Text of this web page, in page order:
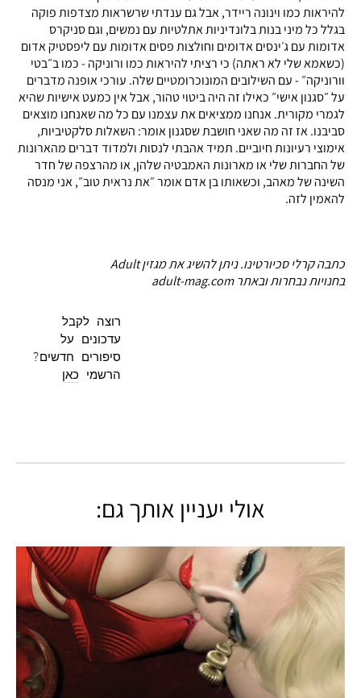
להיראות כמו וינונה ריידר, אבל גם ענדתי שרשראות מצדפות פוקה
בגלל כל מיני בנות בלונדיניות אתלטיות עם נמשים, וגם סניקרס
אדומות עם ג׳ינסים אדומים וחולצות פסים אדומות עם ליפסטיק אדום
(כשאמא שלי לא ראתה) כי רציתי להיראות כמו ורוניקה - כמו ב״בטי
וורוניקה״ - עם השילובים המונוכרומטיים שלה. עורכי אופנה מדברים
על ״סגנון אישי״ כאילו זה היה ביטוי טהור, אבל אין כמעט אישיות שהיא
לגמרי מקורית. אנחנו ממציאים את עצמנו עם כל מה שאנחנו מוצאים
סביבנו. אז זה מה שאני חושבת שסגנון אומר: השאלות סלקטיביות,
אימוצי רעיונות חיוביים. תמיד אהבתי לנסות ולמדוד דברים מהארונות
של החברות שלי או מארונות האמבטיה שלהן, או מהרצפה של חדר
השינה של מאהב, וכשאותו בן אדם אומר ״את נראית טוב״, אני מנסה
להאמין לזה.
כתבה קרלי סכיורטינו. ניתן להשיג את מגזין Adult
בחנויות נבחרות ובאתר adult-mag.com
רוצה לקבל
עדכונים על
סיפורים חדשים?
הרשמי כאן
אולי יעניין אותך גם: